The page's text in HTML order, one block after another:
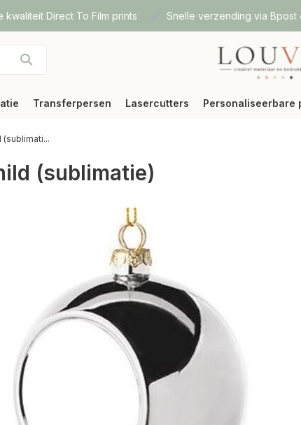
Snelle verzending via Bpost of DPD Vanaf 75 €
Transferpersen Lasercutters Personaliseerbare
(sublimatie)